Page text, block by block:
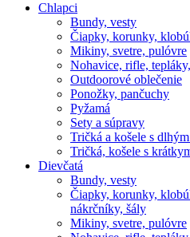
Chlapci
Bundy, vesty
Čiapky, korunky,
Mikiny, svetre, pulóvre
Nohavice, rifle,
Outdoorové oblečenie
Ponožky, pančuchy
Pyžamá
Sety a súpravy
Tričká a košele s
Tričká, košele s
Dievčatá
Bundy, vesty
Čiapky, korunky,
nákrčníky, šály
Mikiny, svetre, pulóvre